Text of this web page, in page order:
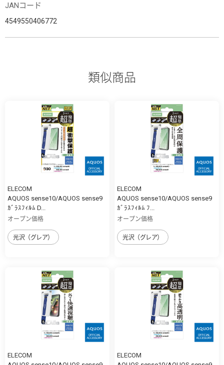
JANコード
4549550406772
類似商品
ELECOM
AQUOS sense10/AQUOS sense9
ｶﾞﾗｽﾌｨﾙﾑ D...
オープン価格
光沢（グレア）
ELECOM
AQUOS sense10/AQUOS sense9
ｶﾞﾗｽﾌｨﾙﾑ ﾌ...
オープン価格
光沢（グレア）
ELECOM
ELECOM